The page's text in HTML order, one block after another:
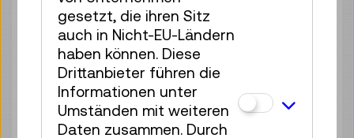
35 Plätze frei
€ 2,50
Mo 10.08. 11:00–11:40
Reservierung Kinderbereich
35 Plätze frei
gesetzt, die ihren Sitz
auch in Nicht-EU-Ländern
haben können. Diese
Drittanbieter führen die
Informationen unter
Umständen mit weiteren
Daten zusammen. Durch